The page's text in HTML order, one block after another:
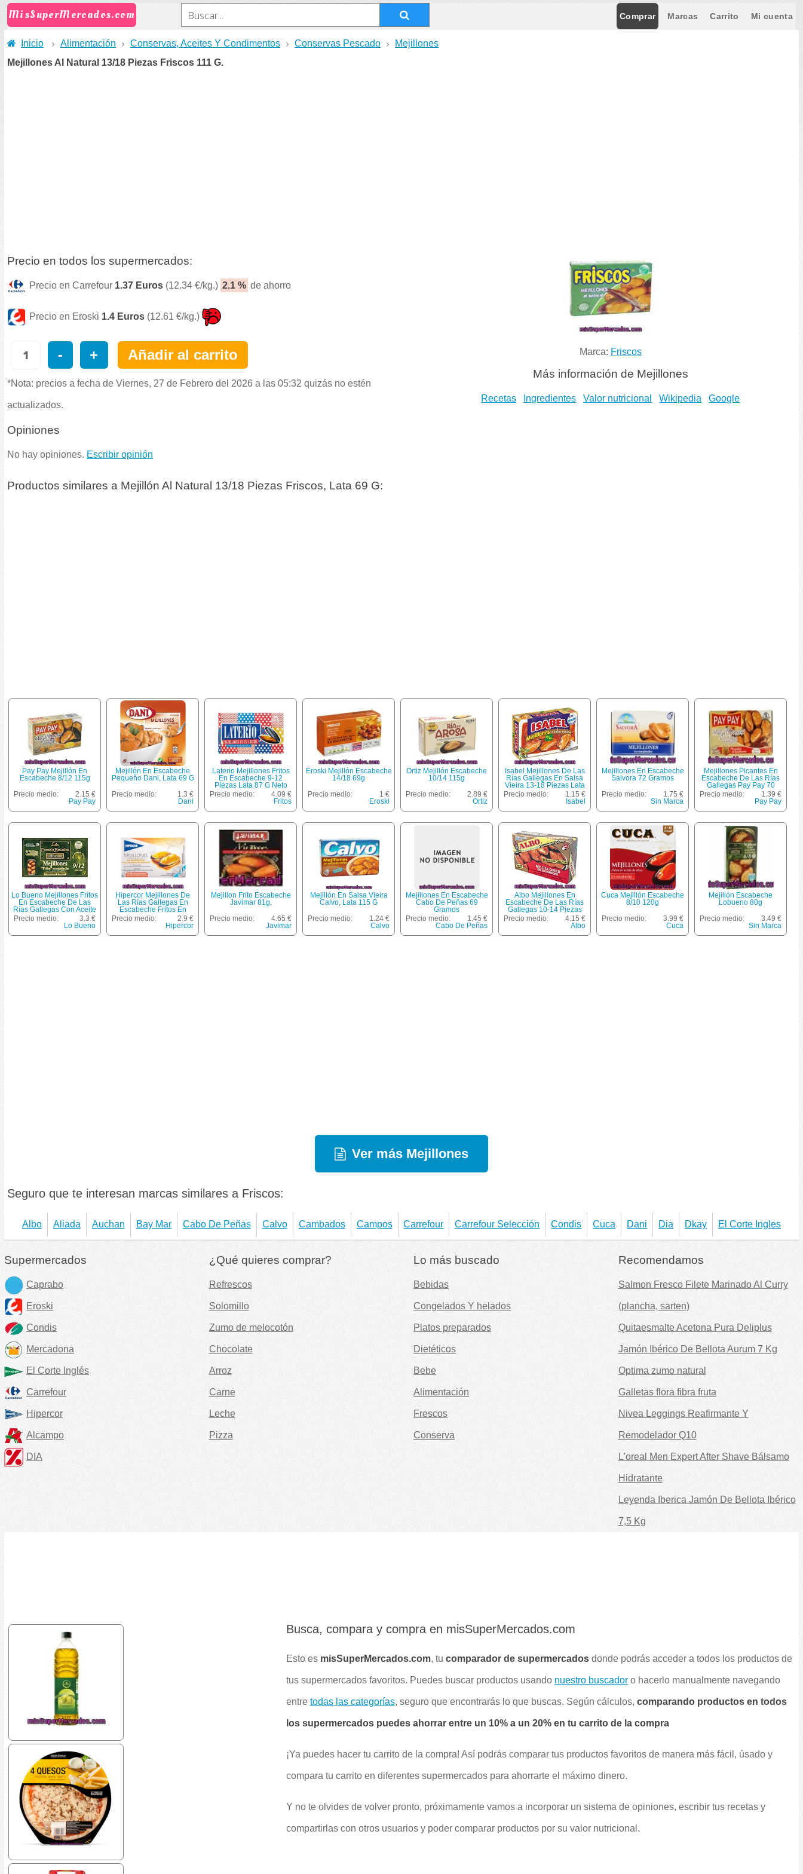
MisSuperMercados.com Comprar Marcas Carrito Mi cuenta
Inicio Alimentación Conservas, Aceites Y Condimentos Conservas Pescado
Mejillones
Mejillones Al Natural 13/18 Piezas Friscos 111 G.
Marca: Friscos
Más información de Mejillones
Recetas Ingredientes Valor nutricional Wikipedia Google
Precio en todos los supermercados:
Precio en Carrefour 1.37 Euros (12.34 €/kg.) 2.1 % de ahorro
Precio en Eroski 1.4 Euros (12.61 €/kg.)
- + Añadir al carrito
*Nota: precios a fecha de Viernes, 27 de Febrero del 2026 a las 05:32 quizás no estén
actualizados.
Opiniones
No hay opiniones. Escribir opinión
Productos similares a Mejillón Al Natural 13/18 Piezas Friscos, Lata 69 G:
Pay Pay Mejillón En
Escabeche 8/12 115g
Precio medio:
2.15 €
Pay Pay
Mejillón En Escabeche
Pequeño Dani, Lata 69 G
Precio medio:
1.3 €
Dani
Laterio Mejillones Fritos
En Escabeche 9-12
Piezas Lata 87 G Neto
Escurrido
Precio medio:
4.09 €
Fritos
Eroski Mejillón Escabeche
14/18 69g
Precio medio:
1 €
Eroski
Ortiz Mejillón Escabeche
10/14 115g
Precio medio:
2.89 €
Ortiz
Isabel Mejillones De Las
Rías Gallegas En Salsa
Vieira 13-18 Piezas Lata
69 G Neto Escurrido
Precio medio:
1.15 €
Isabel
Mejillones En Escabeche
Salvora 72 Gramos
Precio medio:
1.75 €
Sin Marca
Mejillones Picantes En
Escabeche De Las Rías
Gallegas Pay Pay 70
Gramos
Precio medio:
1.39 €
Pay Pay
Lo Bueno Mejillones Fritos
En Escabeche De Las
Rías Gallegas Con Aceite
De Oliva 9-12 Piezas Lata
72 G Neto Escurrido
Precio medio:
3.3 €
Lo Bueno
Hipercor Mejillones De
Las Rías Gallegas En
Escabeche Fritos En
Aceite De Oliva 8-12
Piezas Lata 69 G Neto
Precio medio:
2.9 €
Hipercor
Mejillon Frito Escabeche
Javimar 81g.
Precio medio:
4.65 €
Javimar
Mejillón En Salsa Vieira
Calvo, Lata 115 G
Precio medio:
1.24 €
Calvo
Mejillones En Escabeche
Cabo De Peñas 69
Gramos
Precio medio:
1.45 €
Cabo De Peñas
Albo Mejillones En
Escabeche De Las Rías
Gallegas 10-14 Piezas
Lata 72 G Neto Escurrido
Precio medio:
4.15 €
Albo
Cuca Mejillón Escabeche
8/10 120g
Precio medio:
3.99 €
Cuca
Mejillón Escabeche
Lobueno 80g
Precio medio:
3.49 €
Sin Marca
Ver más Mejillones
Seguro que te interesan marcas similares a Friscos:
Albo Aliada Auchan Bay Mar Cabo De Peñas Calvo Cambados Campos Carrefour Carrefour Selección Condis Cuca Dani Dia Dkay El Corte Ingles
Supermercados
Caprabo
Eroski
Condis
Mercadona
El Corte Inglés
Carrefour
Hipercor
Alcampo
DIA
¿Qué quieres comprar?
Refrescos
Solomillo
Zumo de melocotón
Chocolate
Arroz
Carne
Leche
Pizza
Lo más buscado
Bebidas
Congelados Y helados
Platos preparados
Dietéticos
Bebe
Alimentación
Frescos
Conserva
Recomendamos
Salmon Fresco Filete Marinado Al Curry
(plancha, sarten)
Quitaesmalte Acetona Pura Deliplus
Jamón Ibérico De Bellota Aurum 7 Kg
Optima zumo natural
Galletas flora fibra fruta
Nivea Leggings Reafirmante Y
Remodelador Q10
L'oreal Men Expert After Shave Bálsamo
Hidratante
Leyenda Iberica Jamón De Bellota Ibérico
7,5 Kg
Busca, compara y compra en misSuperMercados.com
Esto es misSuperMercados.com, tu comparador de supermercadosdonde podrás acceder a todos los productos de
tus supermercados favoritos. Puedes buscar productos usando nuestro buscadoro hacerlo manualmente navegando
entre todas las categorías, seguro que encontrarás lo que buscas. Según cálculos, comparando productos en todos
los supermercados puedes ahorrar entre un 10% a un 20% en tu carrito de la compra
¡Ya puedes hacer tu carrito de la compra! Así podrás comparar tus productos favoritos de manera más fácil, úsado y
compara tu carrito en diferentes supermercados para ahorrarte el máximo dinero.
Y no te olvides de volver pronto, próximamente vamos a incorporar un sistema de opiniones, escribir tus recetas y
compartirlas con otros usuarios y poder comparar productos por su valor nutricional.